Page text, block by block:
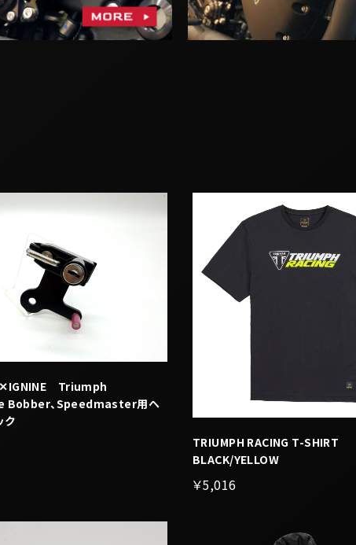
Triumph
Bobber、Speedmaster用ヘ
ク
TRIUMPH RACING T-SHIRT
BLACK/YELLOW
￥5,016